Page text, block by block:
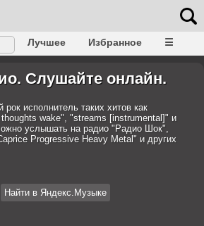
Лучшее Избранное ☰
Слушайте онлайн.
рок исполнитель таких хитов как
wake", "streams [instrumental]" и
услышать на радио "Радио Шок",
Progressive Heavy Metal" и других
Найти в Яндекс.Музыке